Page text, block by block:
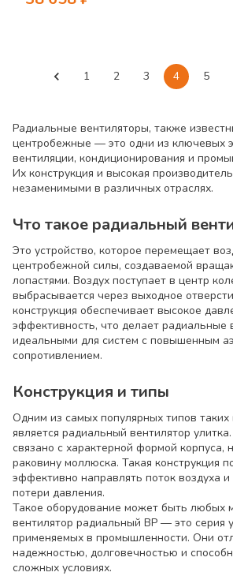
1 2 3 4 5
Радиальные вентиляторы, также
центробежные — это одни из ключевых
вентиляции, кондиционирования и
Их конструкция и высокая
незаменимыми в различных отраслях.
Что такое радиальный
Это устройство, которое перемещает
центробежной силы, создаваемой
лопастями. Воздух поступает в центр
выбрасывается через выходное
конструкция обеспечивает высокое
эффективность, что делает радиальные
идеальными для систем с повышенным
сопротивлением.
Конструкция и типы
Одним из самых популярных типов таких
является радиальный вентилятор
связано с характерной формой
раковину моллюска. Такая конструкция
эффективно направлять поток воздуха
потери давления.
Такое оборудование может быть любых
вентилятор радиальный ВР — это серия
применяемых в промышленности. Они
надежностью, долговечностью и
сложных условиях.